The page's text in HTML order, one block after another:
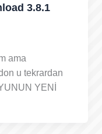
3.8.1
ama
u tekrardan
YENİ